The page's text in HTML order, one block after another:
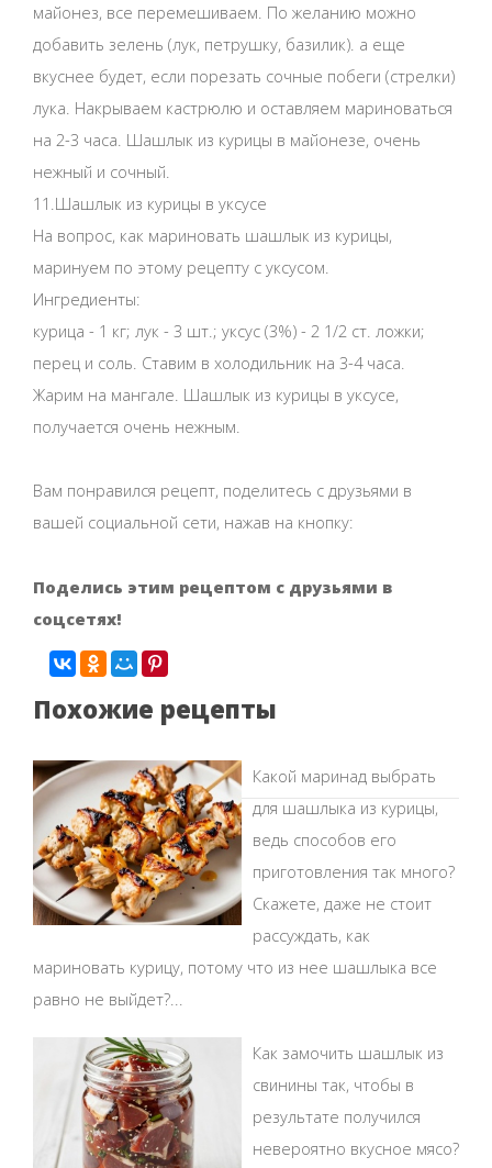
майонез, все перемешиваем. По желанию можно
добавить зелень (лук, петрушку, базилик). а еще
вкуснее будет, если порезать сочные побеги (стрелки)
лука. Накрываем кастрюлю и оставляем мариноваться
на 2-3 часа. Шашлык из курицы в майонезе, очень
нежный и сочный.
11.Шашлык из курицы в уксусе
На вопрос, как мариновать шашлык из курицы,
маринуем по этому рецепту с уксусом.
Ингредиенты:
курица - 1 кг; лук - 3 шт.; уксус (3%) - 2 1/2 ст. ложки;
перец и соль. Ставим в холодильник на 3-4 часа.
Жарим на мангале. Шашлык из курицы в уксусе,
получается очень нежным.
Вам понравился рецепт, поделитесь с друзьями в
вашей социальной сети, нажав на кнопку:
Поделись этим рецептом с друзьями в
соцсетях!
Похожие рецепты
Какой маринад выбрать
для шашлыка из курицы,
ведь способов его
приготовления так много?
Скажете, даже не стоит
рассуждать, как
мариновать курицу, потому что из нее шашлыка все
равно не выйдет?...
Как замочить шашлык из
свинины так, чтобы в
результате получился
невероятно вкусное мясо?